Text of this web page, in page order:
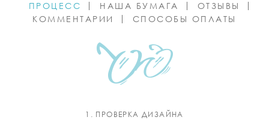
ПРОЦЕСС НАША БУМАГА
ОТЗЫВЫ
КОММЕНТАРИИ
СПОСОБЫ ОПЛАТЫ
1. ПРОВЕРКА ДИЗАЙНА